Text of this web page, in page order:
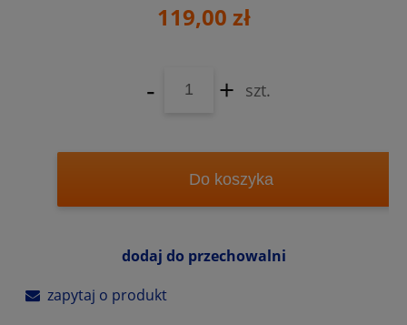
119,00 zł
- + szt.
Do koszyka
dodaj do przechowalni
zapytaj o produkt